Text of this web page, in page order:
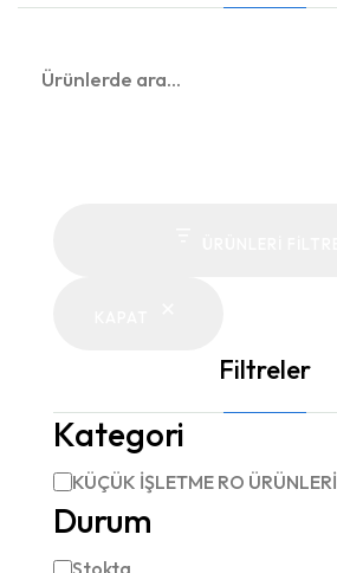
Filtreler
Kategori
Kategori
KÜÇÜK İŞLETME RO ÜRÜNLERİ
Durum